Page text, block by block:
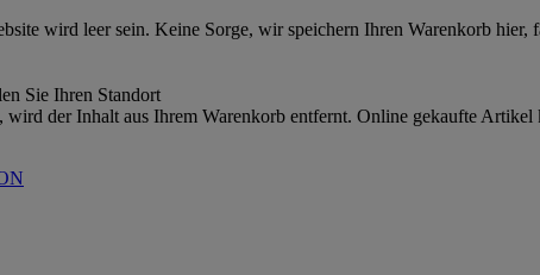
wird leer sein. Keine Sorge, wir speichern Ihren Warenkorb hier,
Sie Ihren Standort
wird der Inhalt aus Ihrem Warenkorb entfernt. Online gekaufte